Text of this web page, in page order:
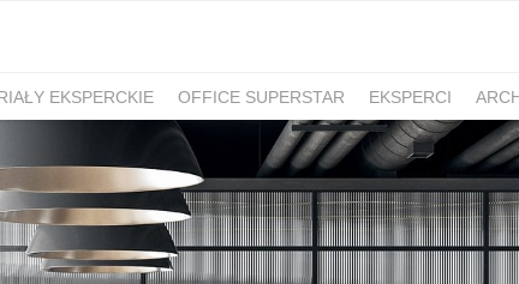
EKSPERCKIE OFFICE SUPERSTAR EKSPERCI